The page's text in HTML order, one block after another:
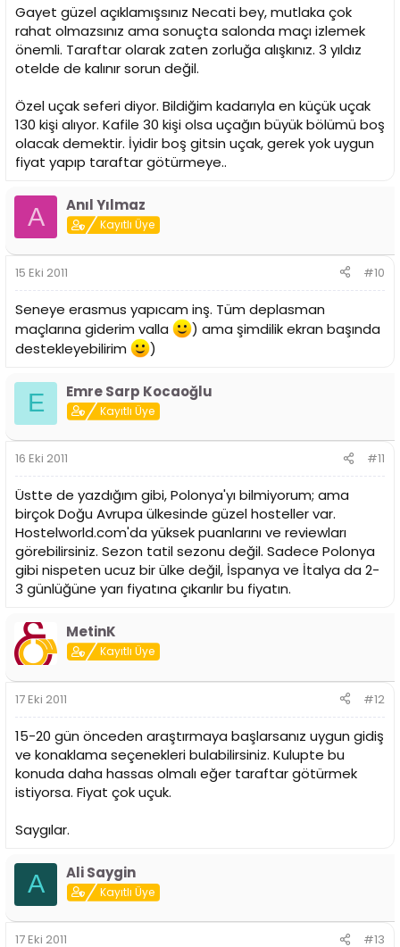
Gayet güzel açıklamışsınız Necati bey, mutlaka çok
rahat olmazsınız ama sonuçta salonda maçı izlemek
önemli. Taraftar olarak zaten zorluğa alışkınız. 3 yıldız
otelde de kalınır sorun değil.
Özel uçak seferi diyor. Bildiğim kadarıyla en küçük uçak
130 kişi alıyor. Kafile 30 kişi olsa uçağın büyük bölümü boş
olacak demektir. İyidir boş gitsin uçak, gerek yok uygun
fiyat yapıp taraftar götürmeye..
A Anıl Yılmaz
Kayıtlı Üye
15 Eki 2011 #10
Seneye erasmus yapıcam inş. Tüm deplasman
maçlarına giderim valla
) ama şimdilik ekran başında
destekleyebilirim
)
E Emre Sarp Kocaoğlu
Kayıtlı Üye
16 Eki 2011 #11
Üstte de yazdığım gibi, Polonya'yı bilmiyorum; ama
birçok Doğu Avrupa ülkesinde güzel hosteller var.
Hostelworld.com'da yüksek puanlarını ve reviewları
görebilirsiniz. Sezon tatil sezonu değil. Sadece Polonya
gibi nispeten ucuz bir ülke değil, İspanya ve İtalya da 2-
3 günlüğüne yarı fiyatına çıkarılır bu fiyatın.
MetinK
Kayıtlı Üye
17 Eki 2011 #12
15-20 gün önceden araştırmaya başlarsanız uygun gidiş
ve konaklama seçenekleri bulabilirsiniz. Kulupte bu
konuda daha hassas olmalı eğer taraftar götürmek
istiyorsa. Fiyat çok uçuk.
Saygılar.
A Ali Saygin
Kayıtlı Üye
17 Eki 2011 #13